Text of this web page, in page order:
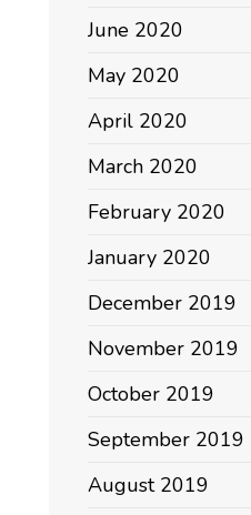
June 2020
May 2020
April 2020
March 2020
February 2020
January 2020
December 2019
November 2019
October 2019
September 2019
August 2019